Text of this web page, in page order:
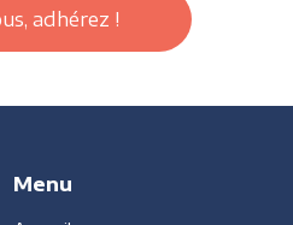
adhérez !
Menu